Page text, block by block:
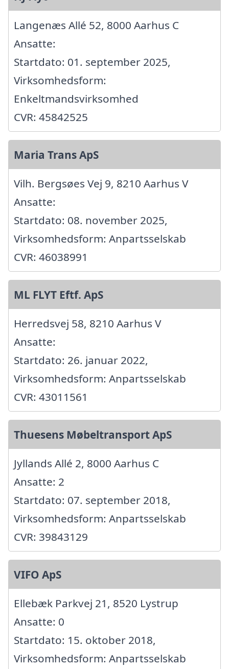
Langenæs Allé 52, 8000 Aarhus C
Ansatte:
Startdato: 01. september 2025,
Virksomhedsform:
Enkeltmandsvirksomhed
CVR: 45842525
Maria Trans ApS
Vilh. Bergsøes Vej 9, 8210 Aarhus V
Ansatte:
Startdato: 08. november 2025,
Virksomhedsform: Anpartsselskab
CVR: 46038991
ML FLYT Eftf. ApS
Herredsvej 58, 8210 Aarhus V
Ansatte:
Startdato: 26. januar 2022,
Virksomhedsform: Anpartsselskab
CVR: 43011561
Thuesens Møbeltransport ApS
Jyllands Allé 2, 8000 Aarhus C
Ansatte: 2
Startdato: 07. september 2018,
Virksomhedsform: Anpartsselskab
CVR: 39843129
VIFO ApS
Ellebæk Parkvej 21, 8520 Lystrup
Ansatte: 0
Startdato: 15. oktober 2018,
Virksomhedsform: Anpartsselskab